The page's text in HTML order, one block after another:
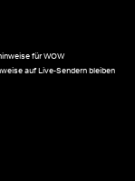
für WOW
auf Live-Sendern bleiben